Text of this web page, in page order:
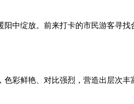
中绽放。前来打卡的市民游客寻
彩鲜艳、对比强烈，营造出层次